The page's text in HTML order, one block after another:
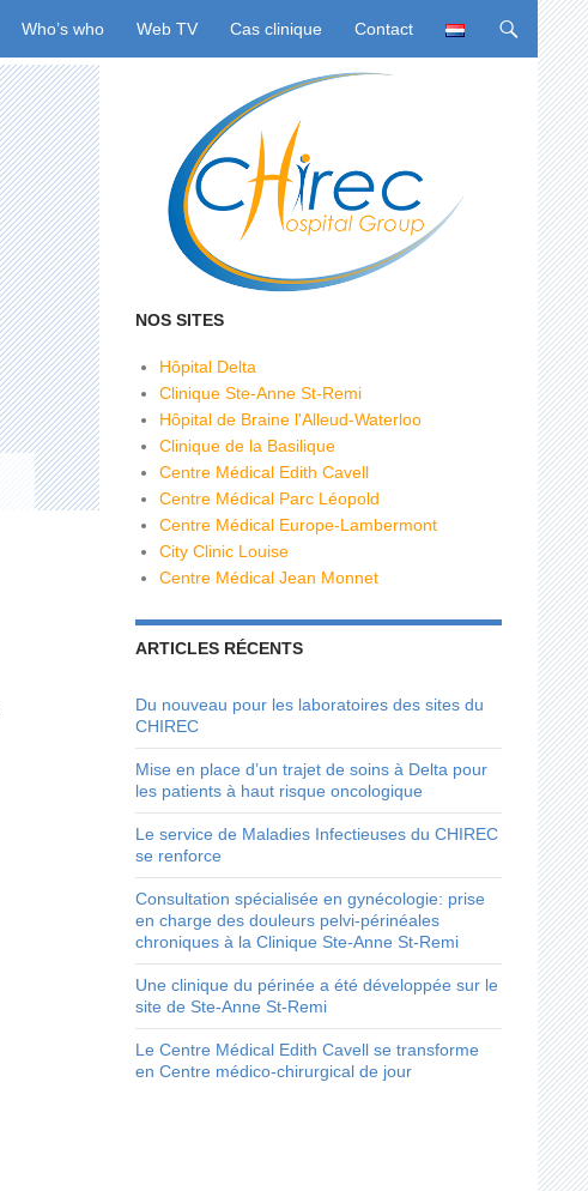
Who’s who Web TV Cas clinique Contact
NOS SITES
Hôpital Delta
Clinique Ste-Anne St-Remi
Hôpital de Braine l'Alleud-Waterloo
Clinique de la Basilique
Centre Médical Edith Cavell
Centre Médical Parc Léopold
Centre Médical Europe-Lambermont
City Clinic Louise
Centre Médical Jean Monnet
ARTICLES RÉCENTS
Du nouveau pour les laboratoires des sites du
CHIREC
Mise en place d’un trajet de soins à Delta pour
les patients à haut risque oncologique
Le service de Maladies Infectieuses du CHIREC
se renforce
Consultation spécialisée en gynécologie: prise
en charge des douleurs pelvi-périnéales
chroniques à la Clinique Ste-Anne St-Remi
Une clinique du périnée a été développée sur le
site de Ste-Anne St-Remi
Le Centre Médical Edith Cavell se transforme
en Centre médico-chirurgical de jour